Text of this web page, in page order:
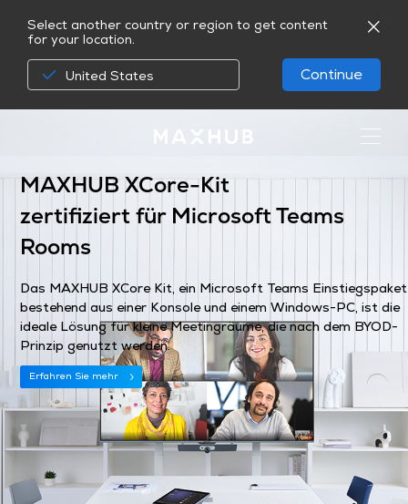
Select another country or region to get content
for your location.
United States Continue
MAXHUB XCore-Kit
zertifiziert für Microsoft Teams
Rooms
Das MAXHUB XCore Kit, ein Microsoft Teams Einstiegspaket
bestehend aus einer Konsole und einem Windows-PC, ist die
ideale Lösung für kleine Meetingräume, die nach dem BYOD-
Prinzip genutzt werden.
Erfahren Sie mehr